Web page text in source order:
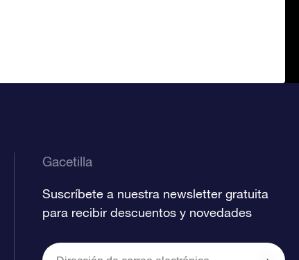
Gacetilla
Suscríbete a nuestra newsletter gratuita
para recibir descuentos y novedades